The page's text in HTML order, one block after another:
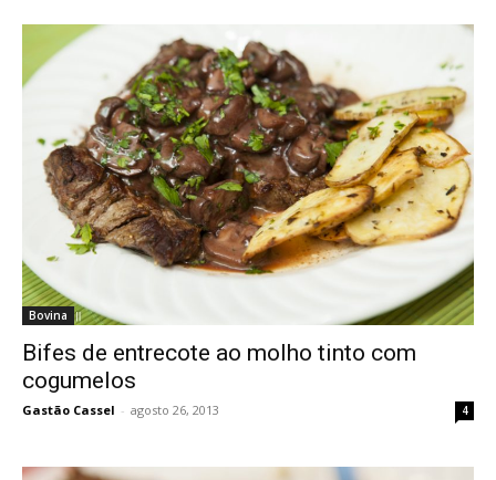
Bovina
Bifes de entrecote ao molho tinto com
cogumelos
Gastão Cassel - agosto 26, 2013 4